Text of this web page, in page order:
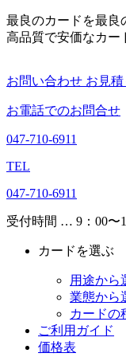
最良のカードを最良
高品質で安価なカー
お問い合わせ お見積
お電話でのお問合せ
047-710-6911
TEL
047-710-6911
受付時間 … 9：00〜
カードを選ぶ
用途から
業態から
カードの
ご利用ガイド
価格表